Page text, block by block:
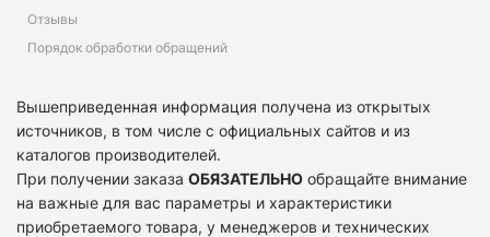
Отзывы
Порядок обработки обращений
Вышеприведенная информация получена из открытых
источников, в том числе с официальных сайтов и из
каталогов производителей.
При получении заказа ОБЯЗАТЕЛЬНО обращайте внимание
на важные для вас параметры и характеристики
приобретаемого товара, у менеджеров и технических